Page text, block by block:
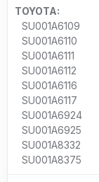
TOYOTA:
SU001A6109
SU001A6110
SU001A6111
SU001A6112
SU001A6116
SU001A6117
SU001A6924
SU001A6925
SU001A8332
SU001A8375